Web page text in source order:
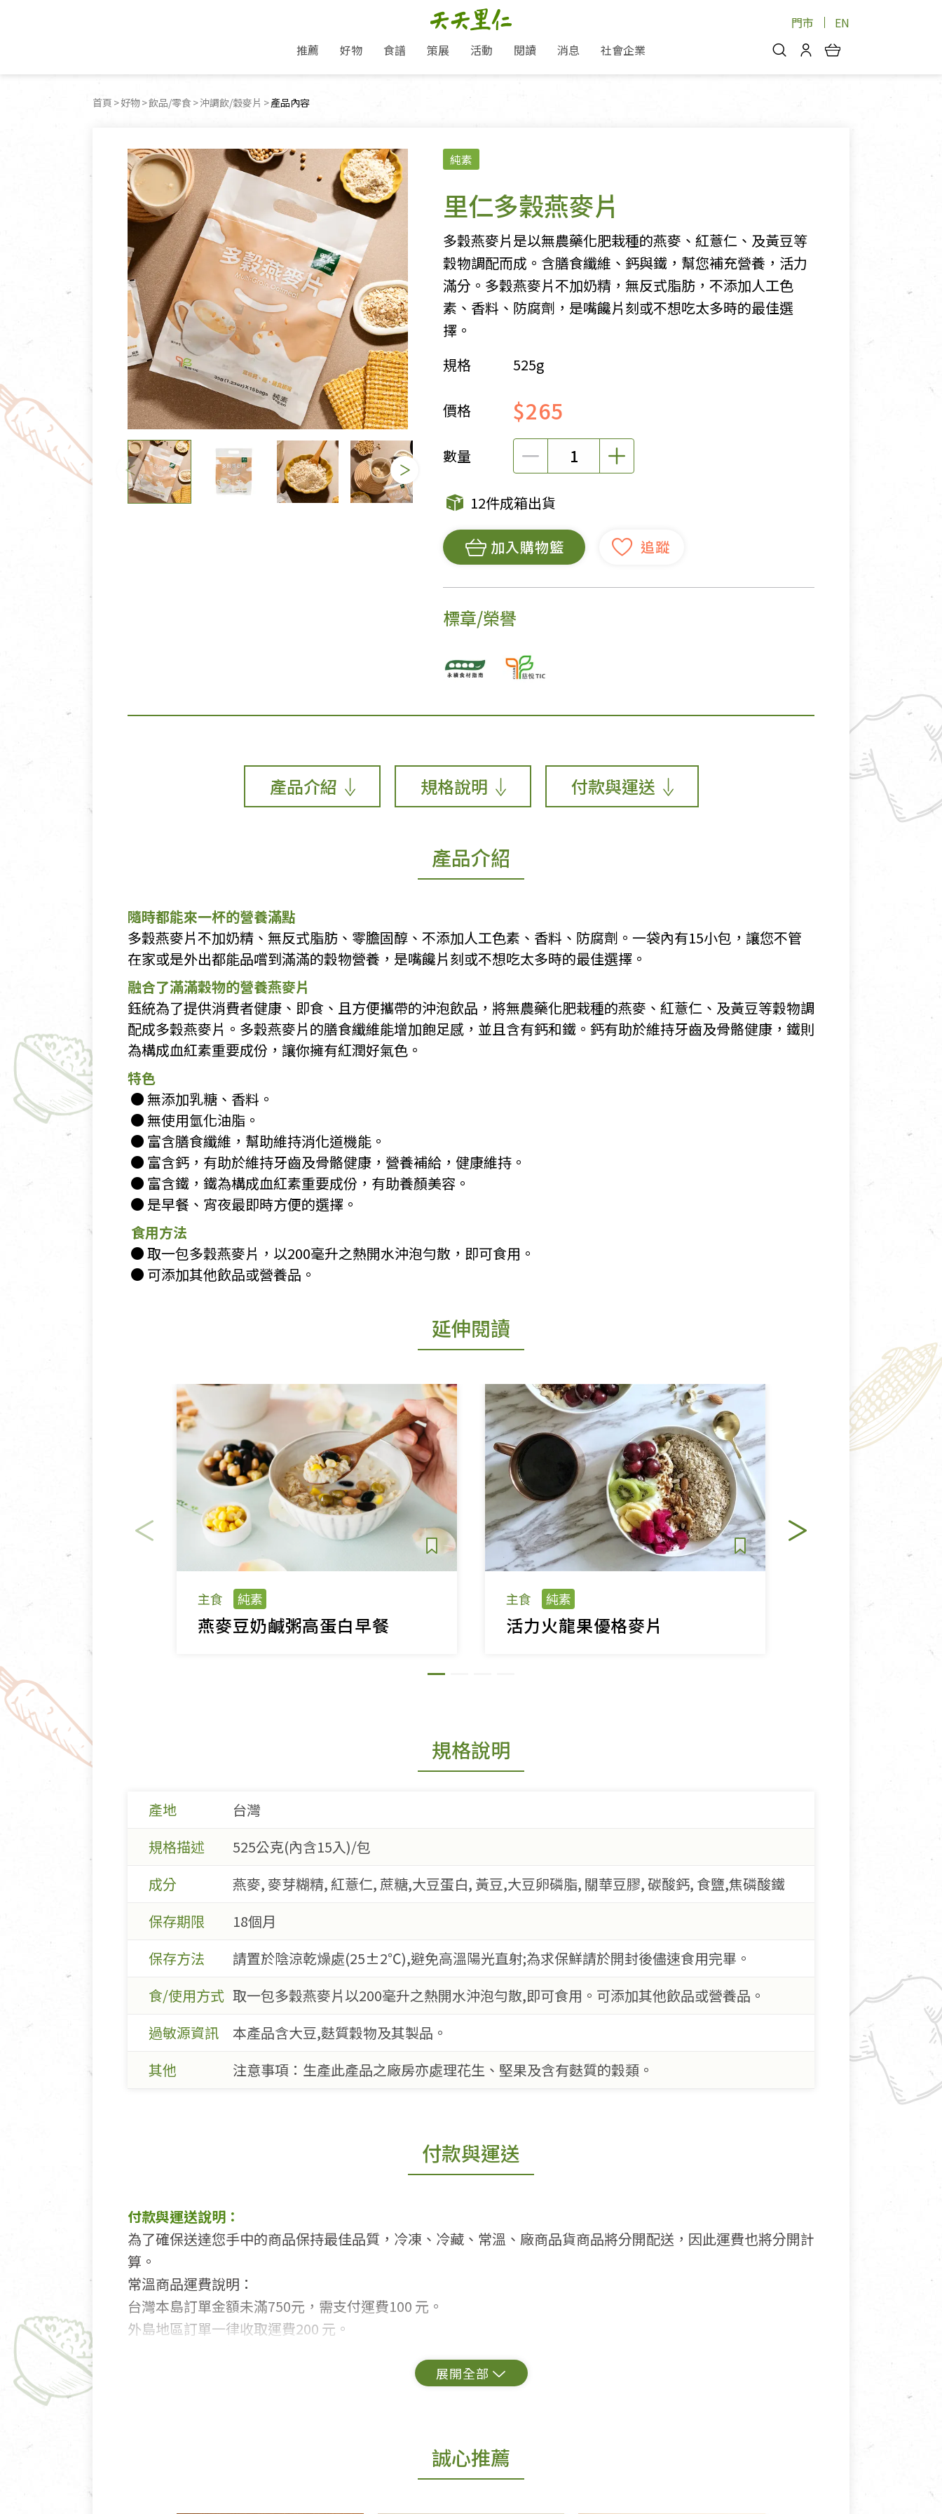
門市 EN
好文收藏
登入/註冊
推薦
好康優惠
8月快閃商品優惠
中秋禮盒預購
7月惜福愛物
6月快閃商品-好評延長優惠
傳承經典優惠
文化好書優惠
超值好物特惠
熱銷人氣產品推薦
經典必買推薦
史瓦帝尼文化節
好物
米麵/調理食材
豆麥雜糧種子
乾貨/素料/植物肉
豆腐/天貝/豆製品
調味/醬料/烘焙食材
飲品/零食
果汁/醋飲/飲料
茶/咖啡/花果茶
沖調飲/穀麥片
蜂蜜/椰奶
休閒零食
堅果/果乾
糖果/巧克力
熟食料理/調理包
包子饅頭/麵點
粽子/蘿蔔糕/年糕
素鬆/醬菜
甜品/冰品
麵包/糕點
酵素
清潔/防蟲/薰香
廚房用具/家電/家飾
個人清潔保養
臉部清潔/保養
臉部彩妝
牙膏/牙刷/漱口水
洗髮/潤髮/染髮
身體清潔/保養
個人用品
衣飾鞋包
女裝
女內著居家
男裝
男內著居家
毛巾/浴巾/手帕
鞋襪
帽/口罩/配件/包包
嬰幼/兒童
圖書/宗教文物
燈/燃燈油
香
寵物專區
食譜
不限類別 飲品 主食
湯品
策展
「里仁誠食市集」永續新體驗
減塑 一起來！
綠色保育-我們的田, 牠們的家
活動
產品推薦
閱讀
專題文章
食品與廠商
用品與廠商
土地與生態
蔬食營養力
生活提案
共好行動
里仁的努力
減塑微革命
少或無添加
友善耕作
消息
分店動態
產品動態
公益支持
獲獎肯定
聯名合作
社會企業
產品/有機蔬果把關
大事記
里仁聯名卡
理念桌布下載
加入會員
首頁 好物 飲品/零食 沖調飲/穀麥片 目前頁面：
產品內容
純素
里仁多穀燕麥片
多穀燕麥片是以無農藥化肥栽種的燕麥、紅薏仁、及黃豆等
穀物調配而成。含膳食纖維、鈣與鐵，幫您補充營養，活力
滿分。多穀燕麥片不加奶精，無反式脂肪，不添加人工色
素、香料、防腐劑，是嘴饞片刻或不想吃太多時的最佳選
擇。
規格
525g
價格 $265
數量
12件成箱出貨
加入購物籃
標章/榮譽
產品介紹 規格說明 付款與運送
產品介紹
隨時都能來一杯的營養滿點
​​多穀燕麥片不加奶精、無反式脂肪、零膽固醇、不添加人工色素、香料、防腐劑。一袋內有15小包，讓您不管
在家或是外出都能品嚐到滿滿的穀物營養，是嘴饞片刻或不想吃太多時的最佳選擇。
融合了滿滿穀物的營養燕麥片
​鈺統為了提供消費者健康、即食、且方便攜帶的沖泡飲品，將無農藥化肥栽種的燕麥、紅薏仁、及黃豆等穀物調
配成多穀燕麥片。多穀燕麥片的膳食纖維能增加飽足感，並且含有鈣和鐵。鈣有助於維持牙齒及骨骼健康，鐵則
為構成血紅素重要成份，讓你擁有紅潤好氣色。
特色
​ ● 無添加乳糖、香料。
​ ● 無使用氫化油脂。
​ ● 富含膳食纖維，幫助維持消化道機能。
​ ● 富含鈣，有助於維持牙齒及骨骼健康，營養補給，健康維持。
​ ● 富含鐵，鐵為構成血紅素重要成份，有助養顏美容。
​ ● 是早餐、宵夜最即時方便的選擇。
食用方法
​ ● 取一包多穀燕麥片，以200毫升之熱開水沖泡勻散，即可食用。
​ ● 可添加其他飲品或營養品。
延伸閱讀
主食 純素
燕麥豆奶鹹粥高蛋白早餐
主食 純素
活力火龍果優格麥片
規格說明
產地
台灣
規格描述
525公克(內含15入)/包
成分
燕麥, 麥芽糊精, 紅薏仁, 蔗糖,大豆蛋白, 黃豆,大豆卵磷脂, 關華豆膠, 碳酸鈣, 食鹽,焦磷酸鐵
保存期限
18個月
保存方法
請置於陰涼乾燥處(25±2℃),避免高溫陽光直射;為求保鮮請於開封後儘速食用完畢。
食/使用方式 取一包多穀燕麥片以200毫升之熱開水沖泡勻散,即可食用。可添加其他飲品或營養品。
過敏源資訊
本產品含大豆,麩質穀物及其製品。
其他
注意事項：生產此產品之廠房亦處理花生、堅果及含有麩質的穀類。
付款與運送
付款與運送說明：
為了確保送達您手中的商品保持最佳品質，冷凍、冷藏、常溫、廠商品貨商品將分開配送，因此運費也將分開計
算。
常溫商品運費說明：
台灣本島訂單金額未滿750元，需支付運費100 元。
外島地區訂單一律收取運費200 元。
若您購買的商品有下列「不適用七天鑑賞期商品」情形者，除商品瑕疵以外，恕不接受退換貨.
誠心推薦